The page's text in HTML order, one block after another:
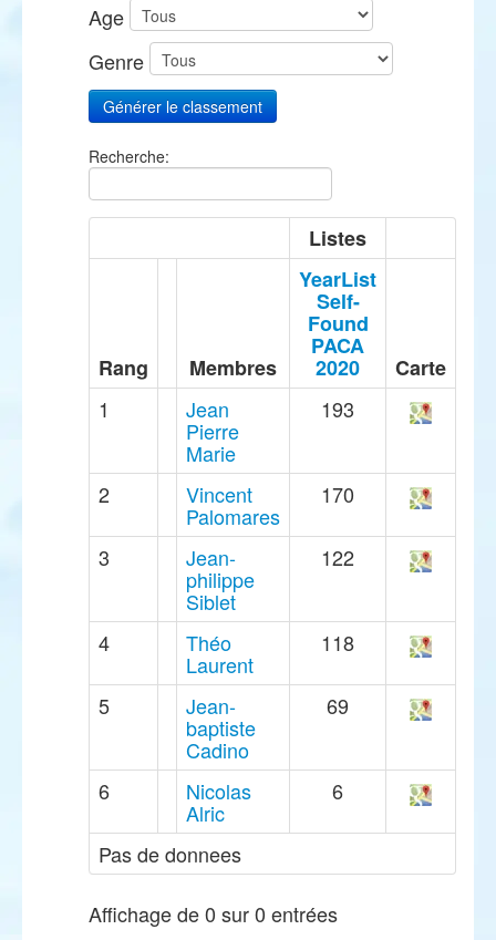
Age
Genre
Recherche:
Listes
Rang Membres
YearList
Self-
Found
PACA
2020
Carte
1
Jean
Pierre
Marie
193
2 Vincent
Palomares
170
3 Jean-
philippe
Siblet
122
4 Théo
Laurent
118
5 Jean-
baptiste
Cadino
69
6 Nicolas
Alric
6
Pas de donnees
Affichage de 0 sur 0 entrées